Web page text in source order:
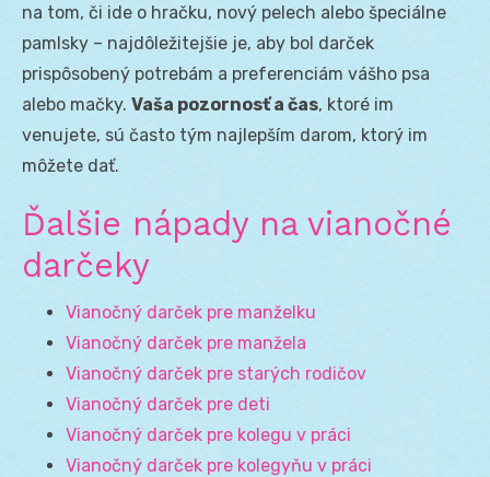
na tom, či ide o hračku, nový pelech alebo špeciálne
pamlsky – najdôležitejšie je, aby bol darček
prispôsobený potrebám a preferenciám vášho psa
alebo mačky. Vaša pozornosť a čas, ktoré im
venujete, sú často tým najlepším darom, ktorý im
môžete dať.
Ďalšie nápady na vianočné
darčeky
Vianočný darček pre manželku
Vianočný darček pre manžela
Vianočný darček pre starých rodičov
Vianočný darček pre deti
Vianočný darček pre kolegu v práci
Vianočný darček pre kolegyňu v práci